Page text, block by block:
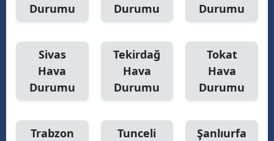
Durumu
Durumu
Durumu
Sivas
Hava
Durumu
Tekirdağ
Hava
Durumu
Tokat
Hava
Durumu
Trabzon
Tunceli
Şanlıurfa